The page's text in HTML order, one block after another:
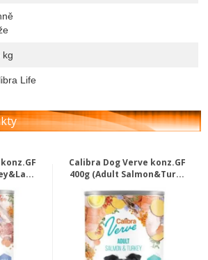
kg
Life
Calibra Dog Verve konz.GF
400g (Adult Salmon&Tur...